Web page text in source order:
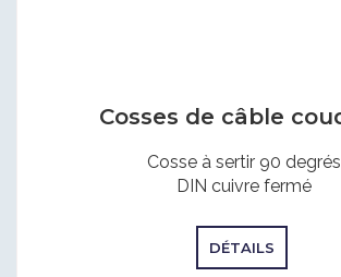
Cosses de câble
Cosse à sertir 90 degrés
DIN cuivre fermé
DÉTAILS